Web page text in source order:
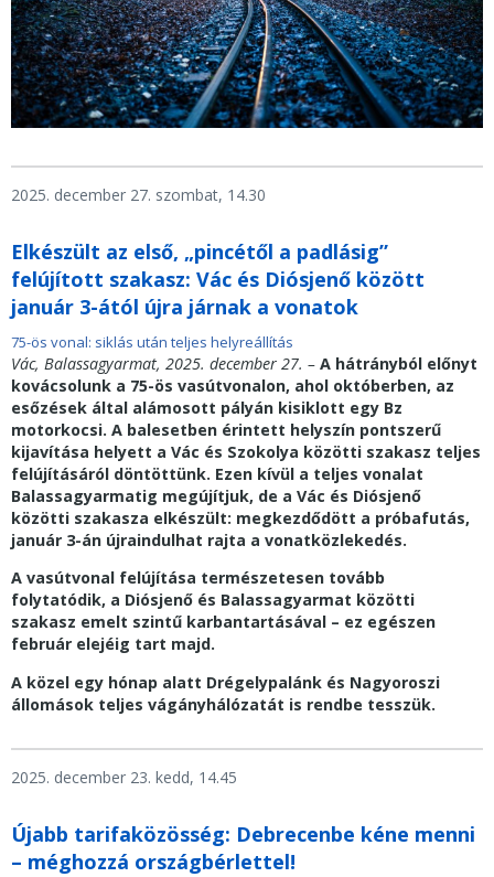
2025. december 27. szombat, 14.30
Elkészült az első, „pincétől a padlásig”
felújított szakasz: Vác és Diósjenő között
január 3-ától újra járnak a vonatok
75-ös vonal: siklás után teljes helyreállítás
Vác, Balassagyarmat, 2025. december 27. – A hátrányból előnyt
kovácsolunk a 75-ös vasútvonalon, ahol októberben, az
esőzések által alámosott pályán kisiklott egy Bz
motorkocsi. A balesetben érintett helyszín pontszerű
kijavítása helyett a Vác és Szokolya közötti szakasz teljes
felújításáról döntöttünk. Ezen kívül a teljes vonalat
Balassagyarmatig megújítjuk, de a Vác és Diósjenő
közötti szakasza elkészült: megkezdődött a próbafutás,
január 3-án újraindulhat rajta a vonatközlekedés.
A vasútvonal felújítása természetesen tovább
folytatódik, a Diósjenő és Balassagyarmat közötti
szakasz emelt szintű karbantartásával – ez egészen
február elejéig tart majd.
A közel egy hónap alatt Drégelypalánk és Nagyoroszi
állomások teljes vágányhálózatát is rendbe tesszük.
2025. december 23. kedd, 14.45
Újabb tarifaközösség: Debrecenbe kéne menni
– méghozzá országbérlettel!